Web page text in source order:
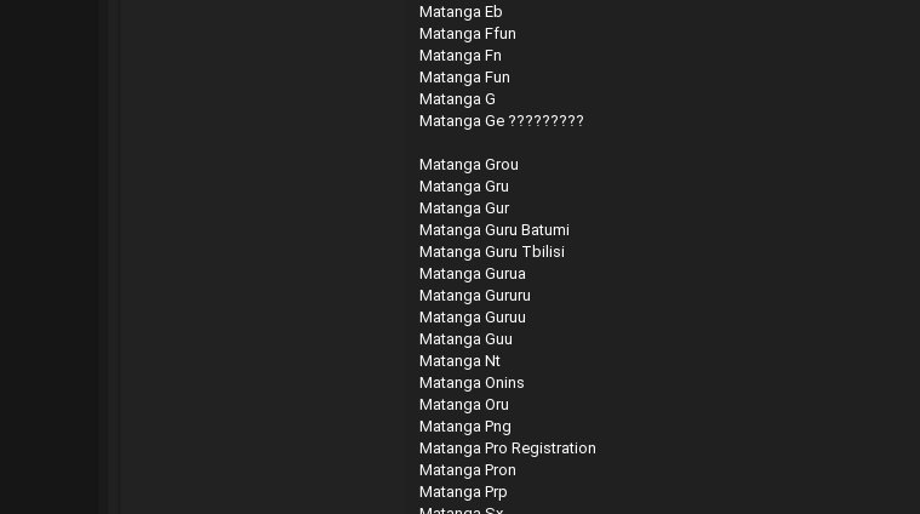
Matanga Eb
Matanga Ffun
Matanga Fn
Matanga Fun
Matanga G
Matanga Ge ?????????
Matanga Grou
Matanga Gru
Matanga Gur
Matanga Guru Batumi
Matanga Guru Tbilisi
Matanga Gurua
Matanga Gururu
Matanga Guruu
Matanga Guu
Matanga Nt
Matanga Onins
Matanga Oru
Matanga Png
Matanga Pro Registration
Matanga Pron
Matanga Prp